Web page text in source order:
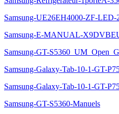
Samsung-UE26EH4000-ZF-
Samsung-E-MANUAL-
Samsung-GT-
Samsung-Galaxy-Tab-10-1-GT-
Samsung-Galaxy-Tab-10-1-GT-
Samsung-GT-S5360-Manuels